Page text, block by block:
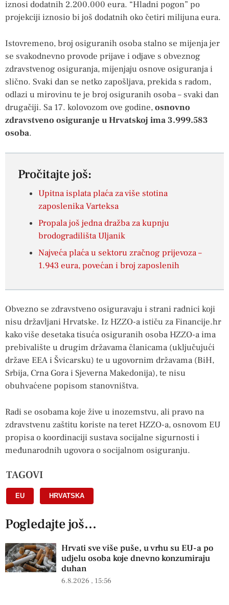
iznosi dodatnih 2.200.000 eura. “Hladni pogon” po
projekciji iznosio bi još dodatnih oko četiri milijuna eura.
Istovremeno, broj osiguranih osoba stalno se mijenja jer
se svakodnevno provode prijave i odjave s obveznog
zdravstvenog osiguranja, mijenjaju osnove osiguranja i
slično. Svaki dan se netko zapošljava, prekida s radom,
odlazi u mirovinu te je broj osiguranih osoba – svaki dan
drugačiji. Sa 17. kolovozom ove godine,osnovno
zdravstveno osiguranje u Hrvatskoj ima 3.999.583
osoba.
Pročitajte još:
Upitna isplata plaća za više stotina
zaposlenika Varteksa
Propala još jedna dražba za kupnju
brodogradilišta Uljanik
Najveća plaća u sektoru zračnog prijevoza –
1.943 eura, povećan i broj zaposlenih
Obvezno se zdravstveno osiguravaju i strani radnici koji
nisu državljani Hrvatske. Iz HZZO-a ističu za Financije.hr
kako više desetaka tisuća osiguranih osoba HZZO-a ima
prebivalište u drugim državama članicama (uključujući
države EEA i Švicarsku) te u ugovornim državama (BiH,
Srbija, Crna Gora i Sjeverna Makedonija), te nisu
obuhvaćene popisom stanovništva.
Radi se osobama koje žive u inozemstvu, ali pravo na
zdravstvenu zaštitu koriste na teret HZZO-a, osnovom EU
propisa o koordinaciji sustava socijalne sigurnosti i
međunarodnih ugovora o socijalnom osiguranju.
TAGOVI
EU HRVATSKA
Pogledajte još...
Hrvati sve više puše, u vrhu su EU-a po
udjelu osoba koje dnevno konzumiraju
duhan
6.8.2026 15:56